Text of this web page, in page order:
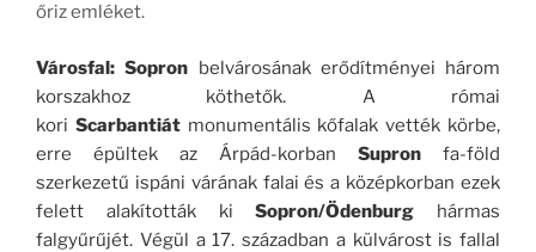
őriz emléket.
Városfal: Sopron belvárosának erődítményei három
korszakhoz köthetők. A római
kori Scarbantiátmonumentális kőfalak vették körbe,
erre épültek az Árpád-korban Supron fa-föld
szerkezetű ispáni várának falai és a középkorban ezek
felett alakították kiSopron/Ödenburg hármas
falgyűrűjét. Végül a 17. században a külvárost is fallal